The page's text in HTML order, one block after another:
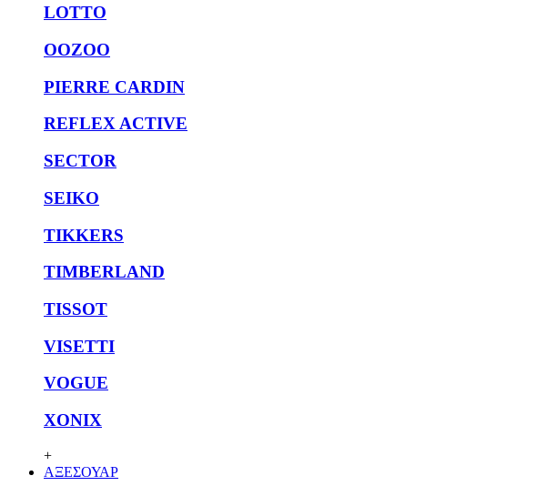
LOTTO
OOZOO
PIERRE CARDIN
REFLEX ACTIVE
SECTOR
SEIKO
TIKKERS
TIMBERLAND
TISSOT
VISETTI
VOGUE
XONIX
+
ΑΞΕΣΟΥΑΡ